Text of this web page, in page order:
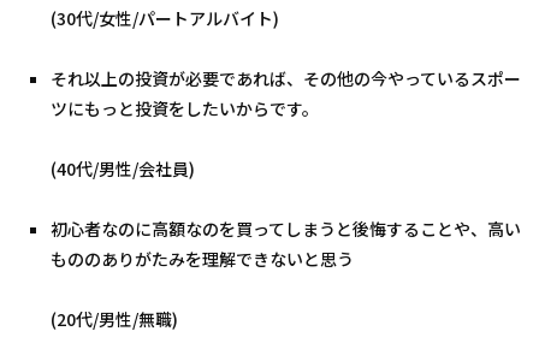
(30代/女性/パートアルバイト)
それ以上の投資が必要であれば、その他の今やっているスポー
ツにもっと投資をしたいからです。
(40代/男性/会社員)
初心者なのに高額なのを買ってしまうと後悔することや、高い
もののありがたみを理解できないと思う
(20代/男性/無職)